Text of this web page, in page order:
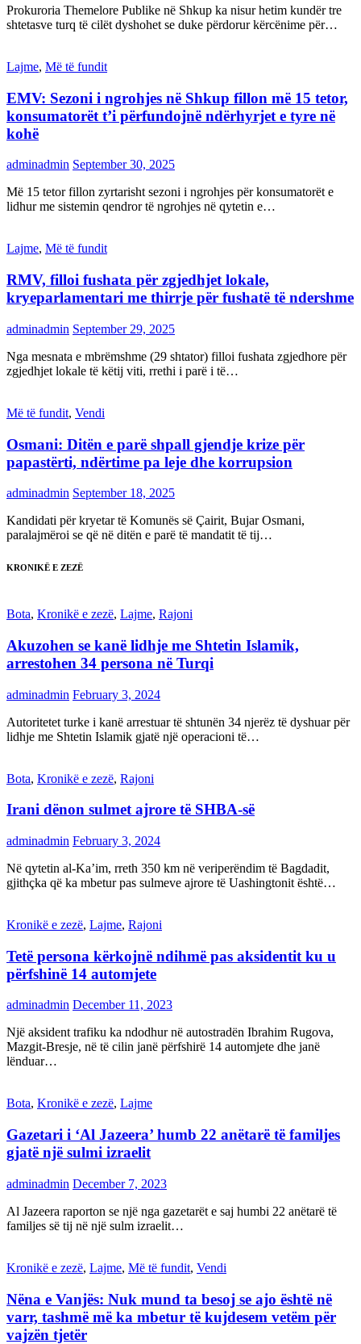
Prokuroria Themelore Publike në Shkup ka nisur hetim kundër tre
shtetasve turq të cilët dyshohet se duke përdorur kërcënime për…
Lajme, Më të fundit
EMV: Sezoni i ngrohjes në Shkup fillon më 15 tetor,
konsumatorët t’i përfundojnë ndërhyrjet e tyre në
kohë
adminadmin September 30, 2025
Më 15 tetor fillon zyrtarisht sezoni i ngrohjes për konsumatorët e
lidhur me sistemin qendror të ngrohjes në qytetin e…
Lajme, Më të fundit
RMV, filloi fushata për zgjedhjet lokale,
kryeparlamentari me thirrje për fushatë të ndershme
adminadmin September 29, 2025
Nga mesnata e mbrëmshme (29 shtator) filloi fushata zgjedhore për
zgjedhjet lokale të këtij viti, rrethi i parë i të…
Më të fundit, Vendi
Osmani: Ditën e parë shpall gjendje krize për
papastërti, ndërtime pa leje dhe korrupsion
adminadmin September 18, 2025
Kandidati për kryetar të Komunës së Çairit, Bujar Osmani,
paralajmëroi se që në ditën e parë të mandatit të tij…
KRONIKË E ZEZË
Bota, Kronikë e zezë, Lajme, Rajoni
Akuzohen se kanë lidhje me Shtetin Islamik,
arrestohen 34 persona në Turqi
adminadmin February 3, 2024
Autoritetet turke i kanë arrestuar të shtunën 34 njerëz të dyshuar për
lidhje me Shtetin Islamik gjatë një operacioni të…
Bota, Kronikë e zezë, Rajoni
Irani dënon sulmet ajrore të SHBA-së
adminadmin February 3, 2024
Në qytetin al-Ka’im, rreth 350 km në veriperëndim të Bagdadit,
gjithçka që ka mbetur pas sulmeve ajrore të Uashingtonit është…
Kronikë e zezë, Lajme, Rajoni
Tetë persona kërkojnë ndihmë pas aksidentit ku u
përfshinë 14 automjete
adminadmin December 11, 2023
Një aksident trafiku ka ndodhur në autostradën Ibrahim Rugova,
Mazgit-Bresje, në të cilin janë përfshirë 14 automjete dhe janë
lënduar…
Bota, Kronikë e zezë, Lajme
Gazetari i ‘Al Jazeera’ humb 22 anëtarë të familjes
gjatë një sulmi izraelit
adminadmin December 7, 2023
Al Jazeera raporton se një nga gazetarët e saj humbi 22 anëtarë të
familjes së tij në një sulm izraelit…
Kronikë e zezë, Lajme, Më të fundit, Vendi
Nëna e Vanjës: Nuk mund ta besoj se ajo është në
varr, tashmë më ka mbetur të kujdesem vetëm për
vajzën tjetër